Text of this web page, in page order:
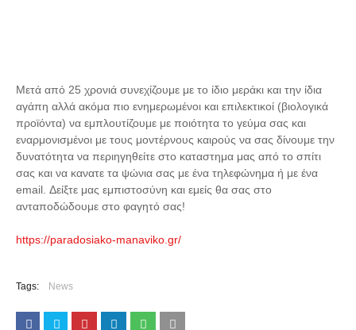
Μετά από 25 χρονιά συνεχίζουμε με το ίδιο μεράκι και την ίδια
αγάπη αλλά ακόμα πιο ενημερωμένοι και επιλεκτικοί (βιολογικά
προϊόντα) να εμπλουτίζουμε με ποιότητα το γεύμα σας και
εναρμονισμένοι με τους μοντέρνους καιρούς να σας δίνουμε την
δυνατότητα να περιηγηθείτε στο καταστημα μας από το σπίτι
σας και να κανατε τα ψώνια σας με ένα τηλεφώνημα ή με ένα
email. Δείξτε μας εμπιστοσύνη και εμείς θα σας στο
ανταποδώδουμε στο φαγητό σας!
https://paradosiako-manaviko.gr/
Tags: News